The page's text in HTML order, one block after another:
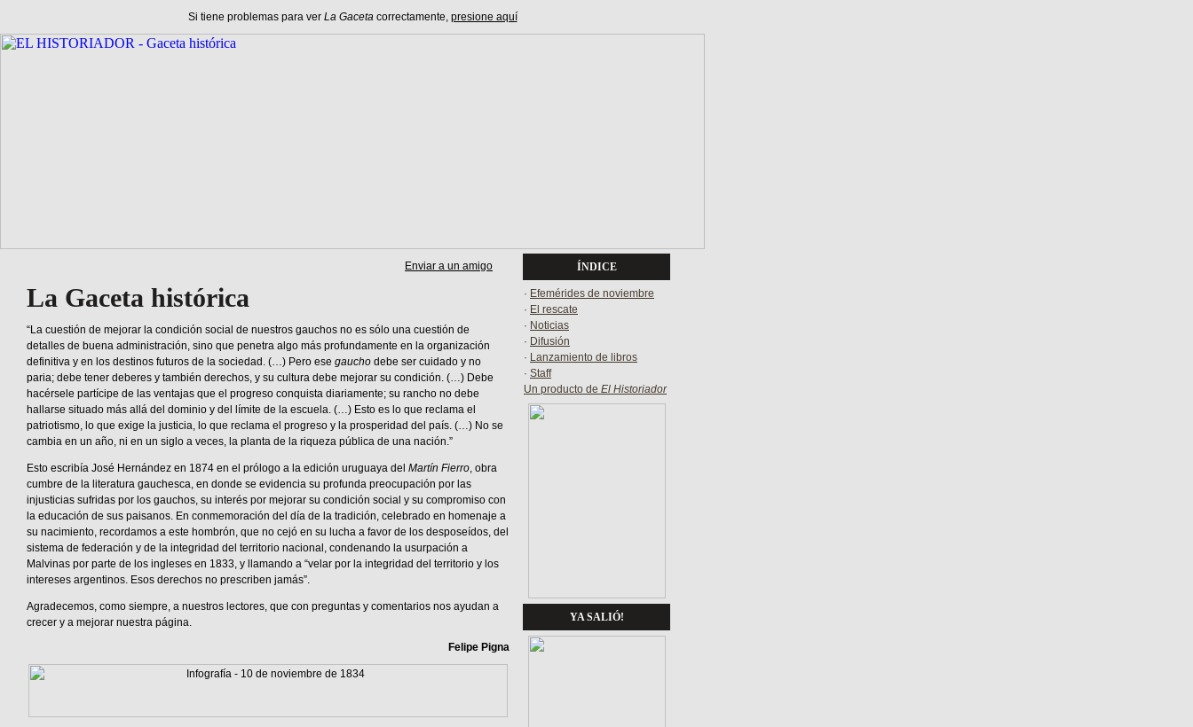
Si tiene problemas para ver La Gaceta correctamente, presione aquí
Enviar a un amigo
La Gaceta histórica
“La cuestión de mejorar la condición social de nuestros gauchos no es sólo una cuestión de
detalles de buena administración, sino que penetra algo más profundamente en la organización
definitiva y en los destinos futuros de la sociedad. (…) Pero ese gaucho debe ser cuidado y no
paria; debe tener deberes y también derechos, y su cultura debe mejorar su condición. (…) Debe
hacérsele partícipe de las ventajas que el progreso conquista diariamente; su rancho no debe
hallarse situado más allá del dominio y del límite de la escuela. (…) Esto es lo que reclama el
patriotismo, lo que exige la justicia, lo que reclama el progreso y la prosperidad del país. (…) No se
cambia en un año, ni en un siglo a veces, la planta de la riqueza pública de una nación.”
Esto escribía José Hernández en 1874 en el prólogo a la edición uruguaya del Martín Fierro, obra
cumbre de la literatura gauchesca, en donde se evidencia su profunda preocupación por las
injusticias sufridas por los gauchos, su interés por mejorar su condición social y su compromiso con
la educación de sus paisanos. En conmemoración del día de la tradición, celebrado en homenaje a
su nacimiento, recordamos a este hombrón, que no cejó en su lucha a favor de los desposeídos, del
sistema de federación y de la integridad del territorio nacional, condenando la usurpación a
Malvinas por parte de los ingleses en 1833, y llamando a “velar por la integridad del territorio y los
intereses argentinos. Esos derechos no prescriben jamás”.
Agradecemos, como siempre, a nuestros lectores, que con preguntas y comentarios nos ayudan a
crecer y a mejorar nuestra página.
Felipe Pigna
ÍNDICE
· Efemérides de noviembre
· El rescate
· Noticias
· Difusión
· Lanzamiento de libros
· Staff
Un producto de El Historiador
YA SALIÓ!